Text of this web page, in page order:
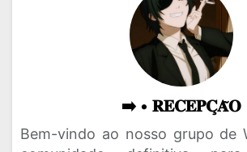
➡️ • 𝐑𝐄𝐂𝐄𝐏𝐂̧𝐀̃𝐎
Bem-vindo ao nosso grupo de